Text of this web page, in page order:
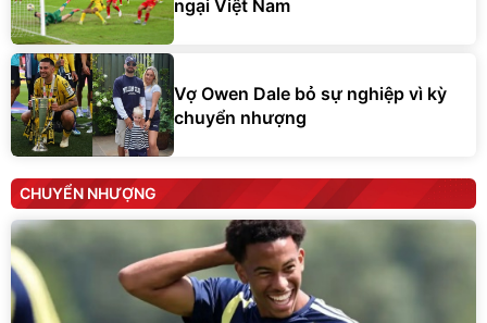
ngại Việt Nam
Vợ Owen Dale bỏ sự nghiệp vì kỳ
chuyển nhượng
CHUYỂN NHƯỢNG